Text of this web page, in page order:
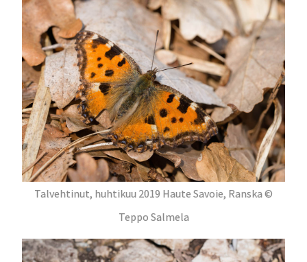
Talvehtinut, huhtikuu 2019 Haute Savoie, Ranska ©
Teppo Salmela